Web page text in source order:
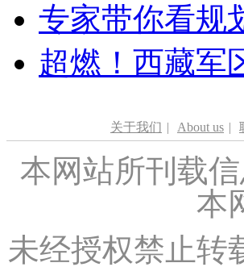
专家带你看规
超燃！西藏军
关于我们 | About us |
本网站所刊载
本
未经授权禁止转